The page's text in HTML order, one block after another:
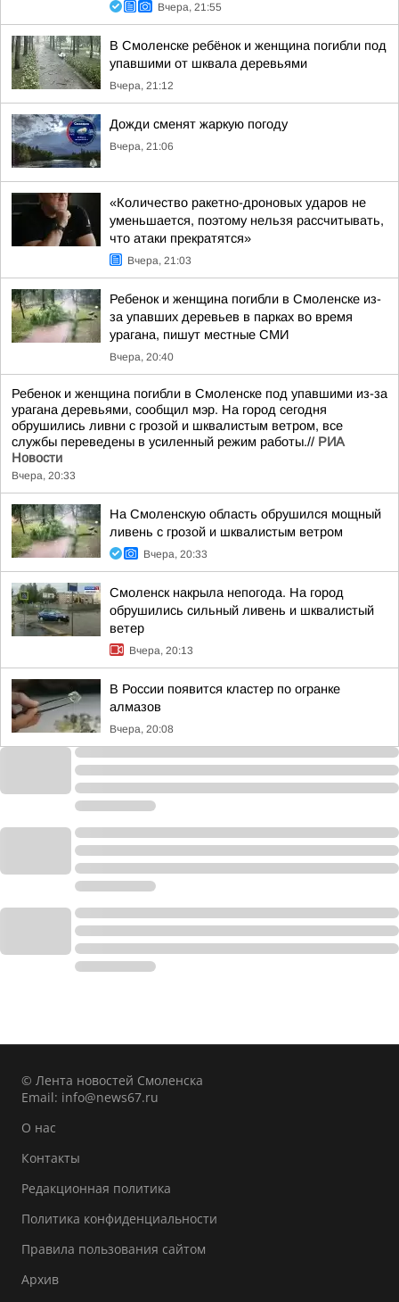
Вчера, 21:55
В Смоленске ребёнок и женщина погибли под
упавшими от шквала деревьями
Вчера, 21:12
Дожди сменят жаркую погоду
Вчера, 21:06
«Количество ракетно-дроновых ударов не
уменьшается, поэтому нельзя рассчитывать,
что атаки прекратятся»
Вчера, 21:03
Ребенок и женщина погибли в Смоленске из-
за упавших деревьев в парках во время
урагана, пишут местные СМИ
Вчера, 20:40
Ребенок и женщина погибли в Смоленске под упавшими из-за
урагана деревьями, сообщил мэр. На город сегодня
обрушились ливни с грозой и шквалистым ветром, все
службы переведены в усиленный режим работы.// РИА
Новости
Вчера, 20:33
На Смоленскую область обрушился мощный
ливень с грозой и шквалистым ветром
Вчера, 20:33
Смоленск накрыла непогода. На город
обрушились сильный ливень и шквалистый
ветер
Вчера, 20:13
В России появится кластер по огранке
алмазов
Вчера, 20:08
© Лента новостей Смоленска
Email: info@news67.ru
О нас
Контакты
Редакционная политика
Политика конфиденциальности
Правила пользования сайтом
Архив